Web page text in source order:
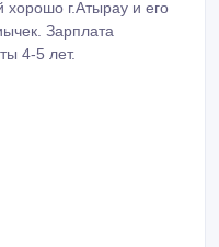
г.Атырау и его
Зарплата
4-5 лет.